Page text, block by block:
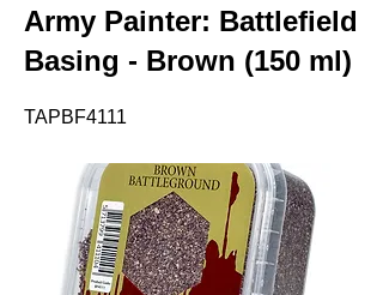
Army Painter: Battlefield
Basing - Brown (150 ml)
TAPBF4111